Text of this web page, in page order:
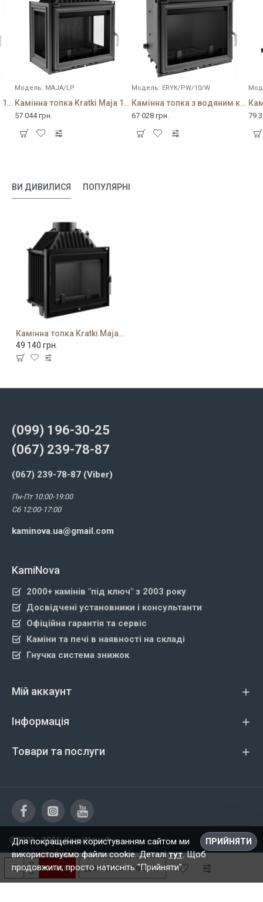
КУПИТИ ДІЗНАТИСЯ ЗНИЖКУ
Камінна топка Kratki Maja 12 L
Модель: MAJA/LP
Камінна топка Kratki Maja 12 LP
57 044 грн.
Модель: ERYK/PW/10/W
Камінна топка з водяним контуром Eryk/PW/10
67 028 грн. 79
ВИ ДИВИЛИСЯ ПОПУЛЯРНІ
Камінна топка Kratki Maja 8 Deco
49 140 грн.
(099) 196-30-25
(067) 239-78-87
(067) 239-78-87 (Viber)
Пн-Пт 10:00-19:00
Сб 12:00-17:00
kaminova.ua@gmail.com
KamiNova
2000+ камінів "під ключ" з 2003 року
Досвідчені установники і консультанти
Офіційна гарантія та сервіс
Каміни та печі в наявності на складі
Гнучка система знижок
Мій аккаунт
Інформація
Товари та послуги
©2003 - 2026, KamiNova® ПРИЙНЯТИ
Для покращення користуванням сайтом ми
використовуємо файли cookie. Деталітут. Щоб
продовжити, просто натисніть "Прийняти".